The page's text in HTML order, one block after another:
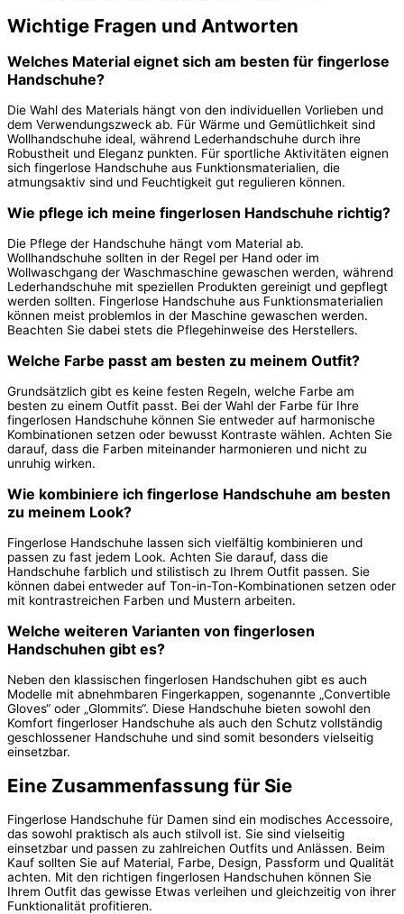
Wichtige Fragen und Antworten
Welches Material eignet sich am besten für fingerlose
Handschuhe?
Die Wahl des Materials hängt von den individuellen Vorlieben und
dem Verwendungszweck ab. Für Wärme und Gemütlichkeit sind
Wollhandschuhe ideal, während Lederhandschuhe durch ihre
Robustheit und Eleganz punkten. Für sportliche Aktivitäten eignen
sich fingerlose Handschuhe aus Funktionsmaterialien, die
atmungsaktiv sind und Feuchtigkeit gut regulieren können.
Wie pflege ich meine fingerlosen Handschuhe richtig?
Die Pflege der Handschuhe hängt vom Material ab.
Wollhandschuhe sollten in der Regel per Hand oder im
Wollwaschgang der Waschmaschine gewaschen werden, während
Lederhandschuhe mit speziellen Produkten gereinigt und gepflegt
werden sollten. Fingerlose Handschuhe aus Funktionsmaterialien
können meist problemlos in der Maschine gewaschen werden.
Beachten Sie dabei stets die Pflegehinweise des Herstellers.
Welche Farbe passt am besten zu meinem Outfit?
Grundsätzlich gibt es keine festen Regeln, welche Farbe am
besten zu einem Outfit passt. Bei der Wahl der Farbe für Ihre
fingerlosen Handschuhe können Sie entweder auf harmonische
Kombinationen setzen oder bewusst Kontraste wählen. Achten Sie
darauf, dass die Farben miteinander harmonieren und nicht zu
unruhig wirken.
Wie kombiniere ich fingerlose Handschuhe am besten
zu meinem Look?
Fingerlose Handschuhe lassen sich vielfältig kombinieren und
passen zu fast jedem Look. Achten Sie darauf, dass die
Handschuhe farblich und stilistisch zu Ihrem Outfit passen. Sie
können dabei entweder auf Ton-in-Ton-Kombinationen setzen oder
mit kontrastreichen Farben und Mustern arbeiten.
Welche weiteren Varianten von fingerlosen
Handschuhen gibt es?
Neben den klassischen fingerlosen Handschuhen gibt es auch
Modelle mit abnehmbaren Fingerkappen, sogenannte „Convertible
Gloves“ oder „Glommits“. Diese Handschuhe bieten sowohl den
Komfort fingerloser Handschuhe als auch den Schutz vollständig
geschlossener Handschuhe und sind somit besonders vielseitig
einsetzbar.
Eine Zusammenfassung für Sie
Fingerlose Handschuhe für Damen sind ein modisches Accessoire,
das sowohl praktisch als auch stilvoll ist. Sie sind vielseitig
einsetzbar und passen zu zahlreichen Outfits und Anlässen. Beim
Kauf sollten Sie auf Material, Farbe, Design, Passform und Qualität
achten. Mit den richtigen fingerlosen Handschuhen können Sie
Ihrem Outfit das gewisse Etwas verleihen und gleichzeitig von ihrer
Funktionalität profitieren.